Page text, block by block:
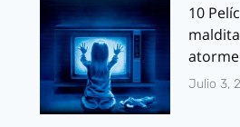
10
Julio 3,